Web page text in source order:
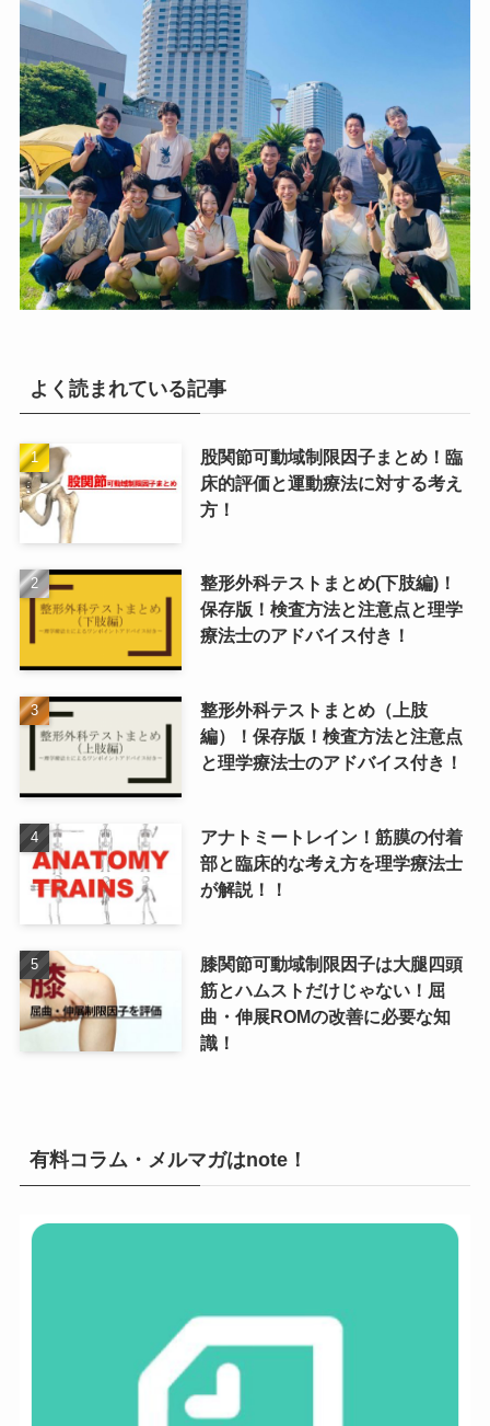
よく読まれている記事
股関節可動域制限因子まとめ！臨
床的評価と運動療法に対する考え
方！
整形外科テストまとめ(下肢編)！
保存版！検査方法と注意点と理学
療法士のアドバイス付き！
整形外科テストまとめ（上肢
編）！保存版！検査方法と注意点
と理学療法士のアドバイス付き！
アナトミートレイン！筋膜の付着
部と臨床的な考え方を理学療法士
が解説！！
膝関節可動域制限因子は大腿四頭
筋とハムストだけじゃない！屈
曲・伸展ROMの改善に必要な知
識！
有料コラム・メルマガはnote！